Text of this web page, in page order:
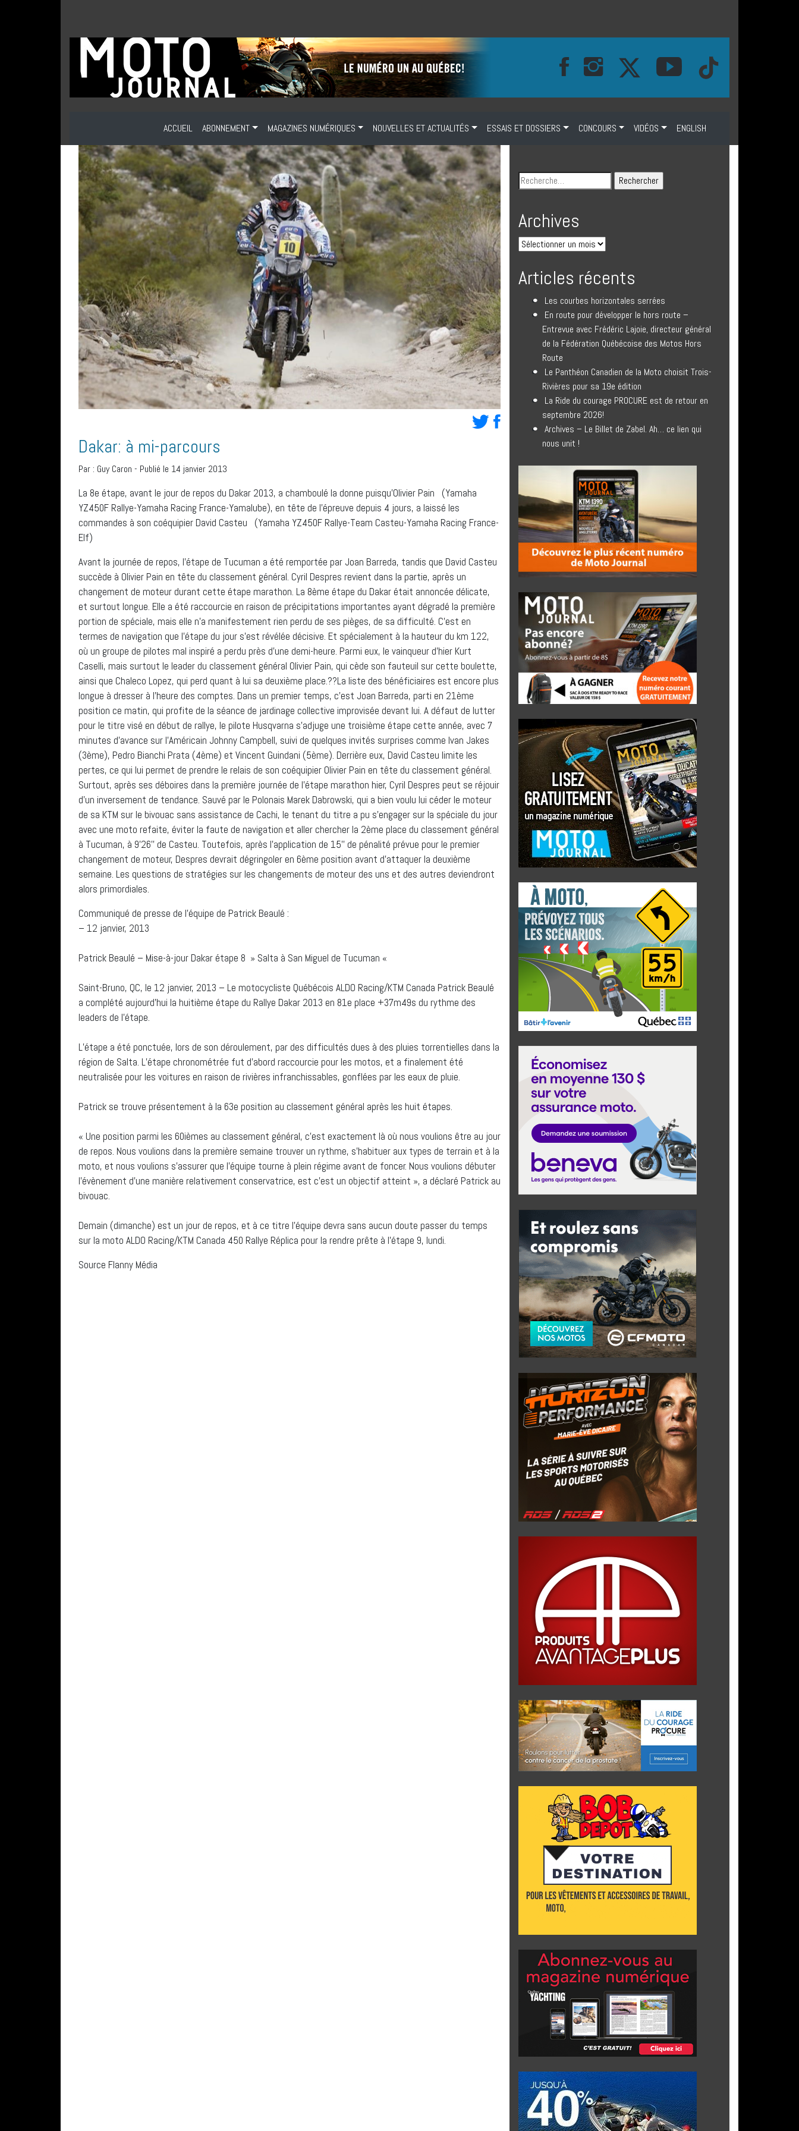
ACCUEIL ABONNEMENT MAGAZINES NUMÉRIQUES NOUVELLES ET ACTUALITÉS ESSAIS ET DOSSIERS CONCOURS VIDÉOS ENGLISH
Dakar: à mi-parcours
Par : Guy Caron - Publié le 14 janvier 2013
La 8e étape, avant le jour de repos du Dakar 2013, a chamboulé la donne puisqu’Olivier Pain (Yamaha
YZ450F Rallye-Yamaha Racing France-Yamalube), en tête de l’épreuve depuis 4 jours, a laissé les
commandes à son coéquipier David Casteu (Yamaha YZ450F Rallye-Team Casteu-Yamaha Racing France-
Elf)
Avant la journée de repos, l’étape de Tucuman a été remportée par Joan Barreda, tandis que David Casteu
succède à Olivier Pain en tête du classement général. Cyril Despres revient dans la partie, après un
changement de moteur durant cette étape marathon. La 8ème étape du Dakar était annoncée délicate,
et surtout longue. Elle a été raccourcie en raison de précipitations importantes ayant dégradé la première
portion de spéciale, mais elle n’a manifestement rien perdu de ses pièges, de sa difficulté. C’est en
termes de navigation que l’étape du jour s’est révélée décisive. Et spécialement à la hauteur du km 122,
où un groupe de pilotes mal inspiré a perdu près d’une demi-heure. Parmi eux, le vainqueur d’hier Kurt
Caselli, mais surtout le leader du classement général Olivier Pain, qui cède son fauteuil sur cette boulette,
ainsi que Chaleco Lopez, qui perd quant à lui sa deuxième place.??La liste des bénéficiaires est encore plus
longue à dresser à l’heure des comptes. Dans un premier temps, c’est Joan Barreda, parti en 21ème
position ce matin, qui profite de la séance de jardinage collective improvisée devant lui. A défaut de lutter
pour le titre visé en début de rallye, le pilote Husqvarna s’adjuge une troisième étape cette année, avec 7
minutes d’avance sur l’Américain Johnny Campbell, suivi de quelques invités surprises comme Ivan Jakes
(3ème), Pedro Bianchi Prata (4ème) et Vincent Guindani (5ème). Derrière eux, David Casteu limite les
pertes, ce qui lui permet de prendre le relais de son coéquipier Olivier Pain en tête du classement général.
Surtout, après ses déboires dans la première journée de l’étape marathon hier, Cyril Despres peut se réjouir
d’un inversement de tendance. Sauvé par le Polonais Marek Dabrowski, qui a bien voulu lui céder le moteur
de sa KTM sur le bivouac sans assistance de Cachi, le tenant du titre a pu s’engager sur la spéciale du jour
avec une moto refaite, éviter la faute de navigation et aller chercher la 2ème place du classement général
à Tucuman, à 9’26’’ de Casteu. Toutefois, après l’application de 15’’ de pénalité prévue pour le premier
changement de moteur, Despres devrait dégringoler en 6ème position avant d’attaquer la deuxième
semaine. Les questions de stratégies sur les changements de moteur des uns et des autres deviendront
alors primordiales.
Communiqué de presse de l’équipe de Patrick Beaulé :
– 12 janvier, 2013
Patrick Beaulé – Mise-à-jour Dakar étape 8 » Salta à San Miguel de Tucuman «
Saint-Bruno, QC, le 12 janvier, 2013 – Le motocycliste Québécois ALDO Racing/KTM Canada Patrick Beaulé
a complété aujourd’hui la huitième étape du Rallye Dakar 2013 en 81e place +37m49s du rythme des
leaders de l’étape.
L’étape a été ponctuée, lors de son déroulement, par des difficultés dues à des pluies torrentielles dans la
région de Salta. L’étape chronométrée fut d’abord raccourcie pour les motos, et a finalement été
neutralisée pour les voitures en raison de rivières infranchissables, gonflées par les eaux de pluie.
Patrick se trouve présentement à la 63e position au classement général après les huit étapes.
« Une position parmi les 60ièmes au classement général, c’est exactement là où nous voulions être au jour
de repos. Nous voulions dans la première semaine trouver un rythme, s’habituer aux types de terrain et à la
moto, et nous voulions s’assurer que l’équipe tourne à plein régime avant de foncer. Nous voulions débuter
l’évènement d’une manière relativement conservatrice, est c’est un objectif atteint », a déclaré Patrick au
bivouac.
Demain (dimanche) est un jour de repos, et à ce titre l’équipe devra sans aucun doute passer du temps
sur la moto ALDO Racing/KTM Canada 450 Rallye Réplica pour la rendre prête à l’étape 9, lundi.
Source Flanny Média
Archives
Articles récents
Les courbes horizontales serrées
En route pour développer le hors route –
Entrevue avec Frédéric Lajoie, directeur général
de la Fédération Québécoise des Motos Hors
Route
Le Panthéon Canadien de la Moto choisit Trois-
Rivières pour sa 19e édition
La Ride du courage PROCURE est de retour en
septembre 2026!
Archives – Le Billet de Zabel. Ah… ce lien qui
nous unit !